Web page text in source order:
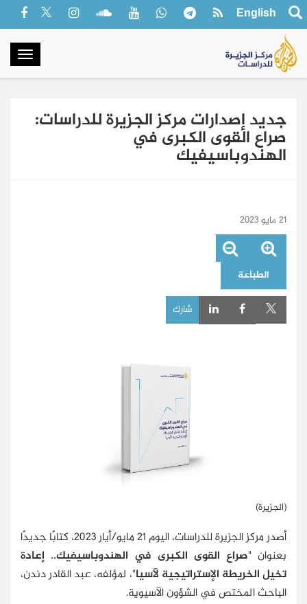
English
جديد إصدارات مركز الجزيرة للدراسات:
صراع القوى الكبرى في
الهندوباسيفيك
21 مايو 2023
الطباعة
شارك
(الجزيرة)
أصدر مركز الجزيرة للدراسات، اليوم 21 مايو/أيار 2023، كتابًا جديدًا
بعنوان "صراع القوى الكبرى في الهندوباسيفيك.. إعادة
تخيل الخريطة الإستراتيجية لآسيا"، لمؤلفه، عبد القادر دندن،
الباحث المختص في الشؤون الآسيوية.